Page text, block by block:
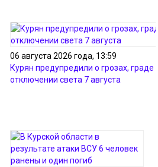
2-х
06 августа 2026 года, 13:59
Курян предупредили о грозах, граде и
отключении света 7 августа